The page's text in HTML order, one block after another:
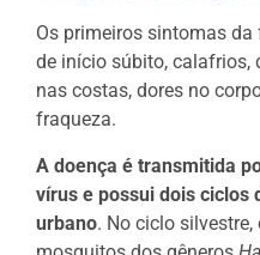
Os primeiros sintomas
de início súbito, calafrios,
nas costas, dores no
fraqueza.
A doença é transmitida
vírus e possui dois ciclos
urbano. No ciclo